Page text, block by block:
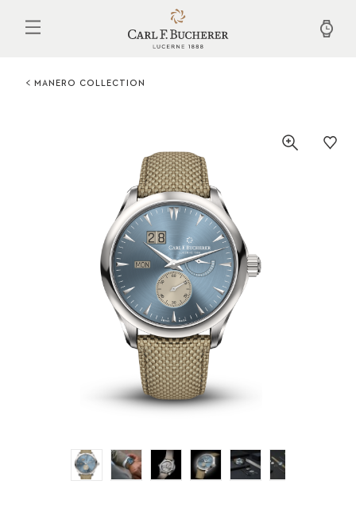
contenu
MANERO COLLECTION